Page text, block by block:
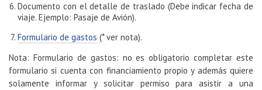
Documento con el detalle de traslado (Debe indicar fecha de
viaje. Ejemplo: Pasaje de Avión).
Formulario de gastos (* ver nota).
Nota: Formulario de gastos: no es obligatorio completar este
formulario si cuenta con financiamiento propio y además quiere
solamente informar y solicitar permiso para asistir a una